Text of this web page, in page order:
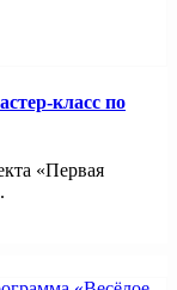
класс по
«Первая